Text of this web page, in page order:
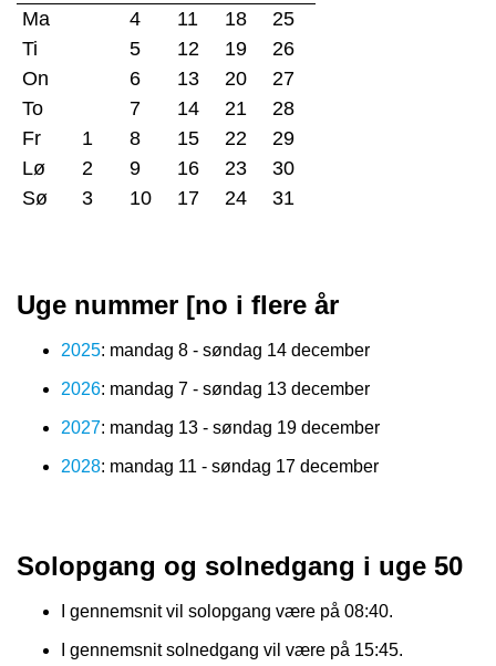
Ma
4 11 18
25
Ti
5 12 19
26
On
6 13 20
27
To
7 14 21
28
Fr
1 8 15 22
29
Lø
2 9 16 23
30
Sø
3 10 17 24 31
Uge nummer [no i flere år
2025: mandag 8 - søndag 14 december
2026: mandag 7 - søndag 13 december
2027: mandag 13 - søndag 19 december
2028: mandag 11 - søndag 17 december
Solopgang og solnedgang i uge 50
I gennemsnit vil solopgang være på 08:40.
I gennemsnit solnedgang vil være på 15:45.